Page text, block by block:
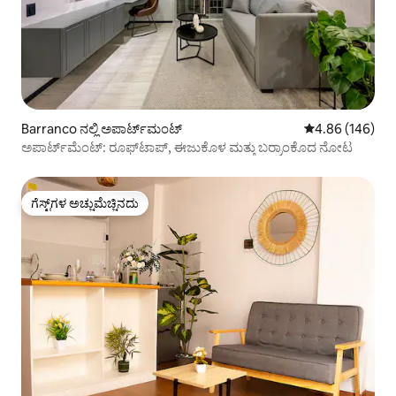
Barranco ನಲ್ಲಿ ಅಪಾರ್ಟ್‌ಮಂಟ್ 5 ರಲ್ಲಿ 4.86
4.86 (146)
ಅಪಾರ್ಟ್‌ಮೆಂಟ್: ರೂಫ್‌ಟಾಪ್, ಈಜುಕೊಳ ಮತ್ತು ಬರ್ರಾಂಕೊದ ನೋಟ
ಗೆಸ್ಟ್‌ಗಳ ಅಚ್ಚುಮೆಚ್ಚಿನದು
ಗೆಸ್ಟ್‌ಗಳ ಅಚ್ಚುಮೆಚ್ಚಿನದು